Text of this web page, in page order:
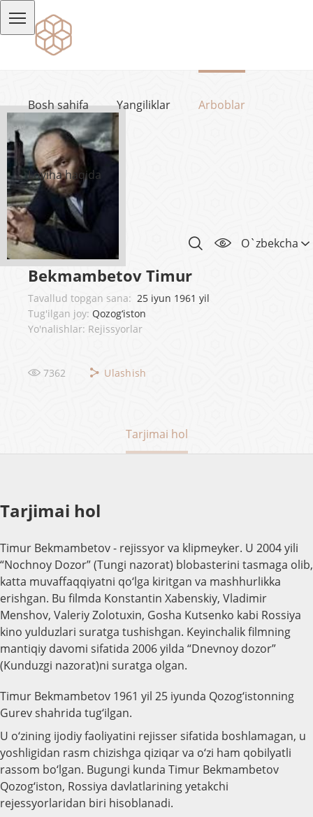
Bosh sahifa Yangiliklar Arboblar
Loyiha haqida
O`zbekcha
Bekmambetov Timur
Tavallud topgan sana: 25 iyun 1961 yil
Tug'ilgan joy: Qozog‘iston
Yo'nalishlar: Rejissyorlar
7362 Ulashish
Tarjimai hol
Tarjimai hol
Timur Bekmambetov - rejissyor va klipmeyker. U 2004 yili
“Nochnoy Dozor” (Tungi nazorat) blobasterini tasmaga olib,
katta muvaffaqqiyatni qo‘lga kiritgan va mashhurlikka
erishgan. Bu filmda Konstantin Xabenskiy, Vladimir
Menshov, Valeriy Zolotuxin, Gosha Kutsenko kabi Rossiya
kino yulduzlari suratga tushishgan. Keyinchalik filmning
mantiqiy davomi sifatida 2006 yilda “Dnevnoy dozor”
(Kunduzgi nazorat)ni suratga olgan.
Timur Bekmambetov 1961 yil 25 iyunda Qozog‘istonning
Gurev shahrida tug‘ilgan.
U o‘zining ijodiy faoliyatini rejisser sifatida boshlamagan, u
yoshligidan rasm chizishga qiziqar va o‘zi ham qobilyatli
rassom bo‘lgan. Bugungi kunda Timur Bekmambetov
Qozog‘iston, Rossiya davlatlarining yetakchi
rejessyorlaridan biri hisoblanadi.